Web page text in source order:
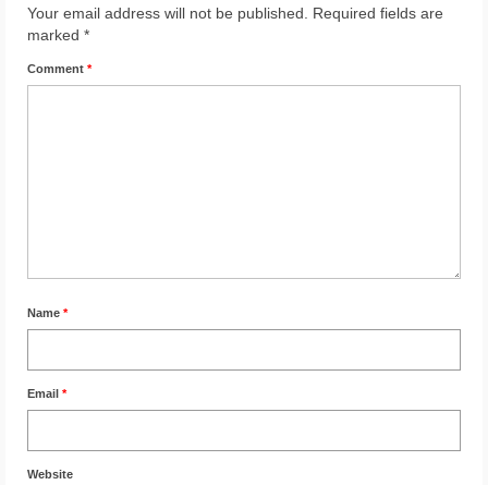
Par Mums
Your email address will not be published.
Required fields are
marked *
Comment *
Name *
Email *
Website